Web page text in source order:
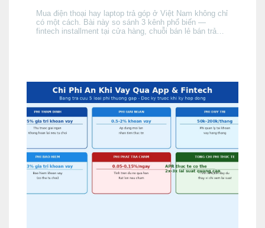
Mua điện thoại hay laptop trả góp ở Việt Nam không chỉ
có một cách. Bài này so sánh 3 kênh phổ biến —
fintech installment tại cửa hàng, chuỗi bán lẻ bán trả